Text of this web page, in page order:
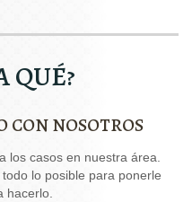
QUÉ?
CON NOSOTROS
los casos en nuestra área.
lo posible para ponerle
hacerlo.